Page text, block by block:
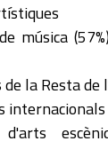
música
la Resta de
internacionals